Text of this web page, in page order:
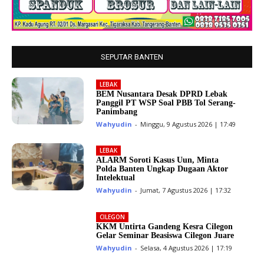
SEPUTAR BANTEN
LEBAK
BEM Nusantara Desak DPRD Lebak
Panggil PT WSP Soal PBB Tol Serang-
Panimbang
Wahyudin - Minggu, 9 Agustus 2026 | 17:49
LEBAK
ALARM Soroti Kasus Uun, Minta
Polda Banten Ungkap Dugaan Aktor
Intelektual
Wahyudin - Jumat, 7 Agustus 2026 | 17:32
CILEGON
KKM Untirta Gandeng Kesra Cilegon
Gelar Seminar Beasiswa Cilegon Juare
Wahyudin - Selasa, 4 Agustus 2026 | 17:19